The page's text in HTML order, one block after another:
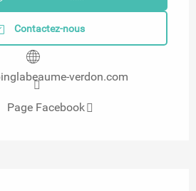
Contactez-nous
verdon.com
Page Facebook